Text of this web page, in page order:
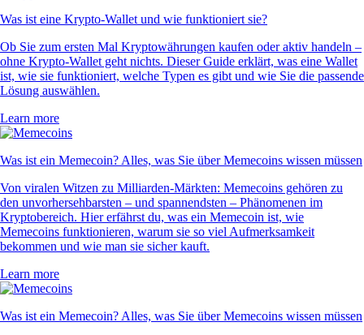
Was ist eine Krypto-Wallet und wie funktioniert sie?
Ob Sie zum ersten Mal Kryptowährungen kaufen oder aktiv handeln –
ohne Krypto-Wallet geht nichts. Dieser Guide erklärt, was eine Wallet
ist, wie sie funktioniert, welche Typen es gibt und wie Sie die passende
Lösung auswählen.
Learn more
Was ist ein Memecoin? Alles, was Sie über Memecoins wissen müssen
Von viralen Witzen zu Milliarden-Märkten: Memecoins gehören zu
den unvorhersehbarsten – und spannendsten – Phänomenen im
Kryptobereich. Hier erfährst du, was ein Memecoin ist, wie
Memecoins funktionieren, warum sie so viel Aufmerksamkeit
bekommen und wie man sie sicher kauft.
Learn more
Was ist ein Memecoin? Alles, was Sie über Memecoins wissen müssen